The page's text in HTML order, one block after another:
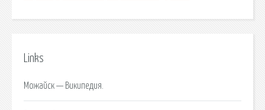
Links
Можайск — Википедия.